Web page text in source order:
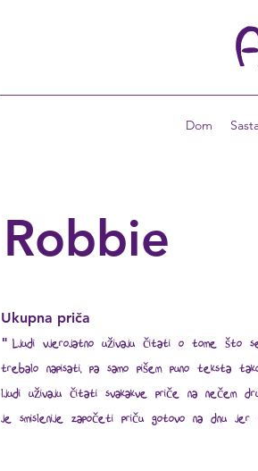
Dom
Robbie
Ukupna priča
" Ljudi vjerojatno uživaju čitati o tome što
trebalo napisati, pa samo pišem puno teksta
ljudi uživaju čitati svakakve priče na nečem
je smislenije započeti priču gotovo na dnu